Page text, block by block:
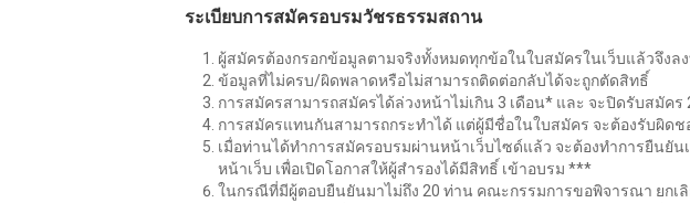
ระเบียบการสมัครอบรมวัชรธรรมสถาน
ผู้สมัครต้องกรอกข้อมูลตามจริงทั้งหมดทุกข้อในใบสมัครในเว็บแล้วจึงล
ข้อมูลที่ไม่ครบ/ผิดพลาดหรือไม่สามารถติดต่อกลับได้จะถูกตัดสิทธิ์
การสมัครสามารถสมัครได้ล่วงหน้าไม่เกิน 3 เดือน* และ จะปิดรับสมัค
การสมัครแทนกันสามารถกระทำได้ แต่ผู้มีชื่อในใบสมัคร จะต้องรับผิด
เมื่อท่านได้ทำการสมัครอบรมผ่านหน้าเว็บไซด์แล้ว จะต้องทำการยืนยั
หน้าเว็บ เพื่อเปิดโอกาสให้ผู้สำรองได้มีสิทธิ์ เข้าอบรม ***
ในกรณีที่มีผู้ตอบยืนยันมาไม่ถึง 20 ท่าน คณะกรรมการขอพิจารณา ยกเ